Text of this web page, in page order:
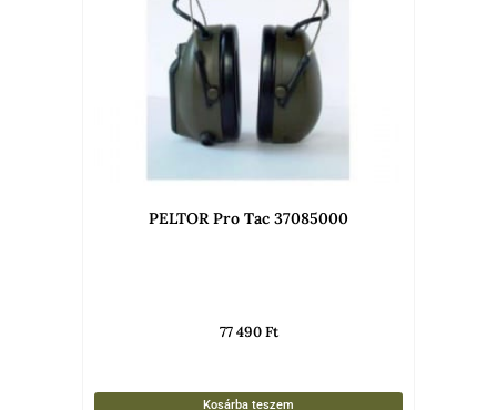
PELTOR Pro Tac 37085000
77 490Ft
Kosárba teszem